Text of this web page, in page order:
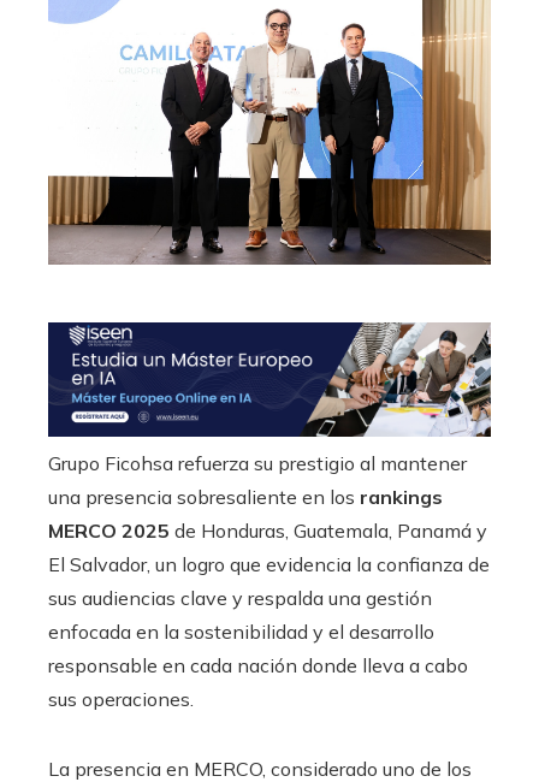
Grupo Ficohsa refuerza su prestigio al mantener
una presencia sobresaliente en los rankings
MERCO 2025 de Honduras, Guatemala, Panamá y
El Salvador, un logro que evidencia la confianza de
sus audiencias clave y respalda una gestión
enfocada en la sostenibilidad y el desarrollo
responsable en cada nación donde lleva a cabo
sus operaciones.
La presencia en MERCO, considerado uno de los